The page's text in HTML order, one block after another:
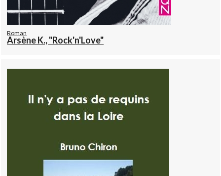
Roman
Arsène K., "Rock'n'Love"